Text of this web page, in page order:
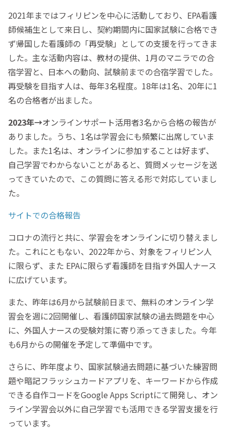
2021年まではフィリピンを中心に活動しており、EPA看護
師候補生として来日し、契約期間内に国家試験に合格でき
ず帰国した看護師の「再受験」としての支援を行ってきま
した。主な活動内容は、教材の提供、1月のマニラでの合
宿学習と、日本への動向、試験前までの合宿学習でした。
再受験を目指す人は、毎年3名程度。18年は1名、20年に1
名の合格者が出ました。
2023年→オンラインサポート活用者3名から合格の報告が
ありました。うち、1名は学習会にも頻繁に出席していま
した。また1名は、オンラインに参加することは好まず、
自己学習でわからないことがあると、質問メッセージを送
ってきていたので、この質問に答える形で対応していまし
た。
サイトでの合格報告
コロナの流行と共に、学習会をオンラインに切り替えまし
た。これにともない、2022年から、対象をフィリピン人
に限らず、また EPAに限らず看護師を目指す外国人ナース
に広げています。
また、昨年は6月から試験前日まで、無料のオンライン学
習会を週に2回開催し、看護師国家試験の過去問題を中心
に、外国人ナースの受験対策に寄り添ってきました。今年
も6月からの開催を予定して準備中です。
さらに、昨年度より、国家試験過去問題に基づいた練習問
題や暗記フラッシュカードアプリを、キーワードから作成
できる自作コードをGoogle Apps Scriptにて開発し、オン
ライン学習会以外に自己学習でも活用できる学習支援を行
っています。